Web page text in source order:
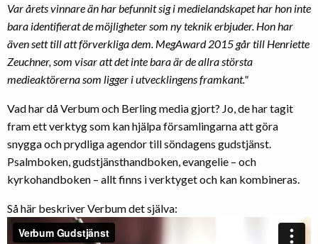
Var åretsvinnare än har befunnit sig i medielandskapet har hon inte
bara identifierat de möjligheter som ny teknik erbjuder. Hon har
även setttill att förverkliga dem. MegAward 2015 går till Henriette
Zeuchner, som visar att det inte bara är de allra största
medieaktörerna som ligger iutvecklingens framkant."
Vad har då Verbum och Berling media gjort? Jo, de har tagit
fram ett verktyg som kan hjälpa församlingarna att göra
snygga och prydliga agendor till söndagens gudstjänst.
Psalmboken, gudstjänsthandboken, evangelie – och
kyrkohandboken – allt finns i verktyget och kan kombineras.
Så här beskriver Verbum det själva: